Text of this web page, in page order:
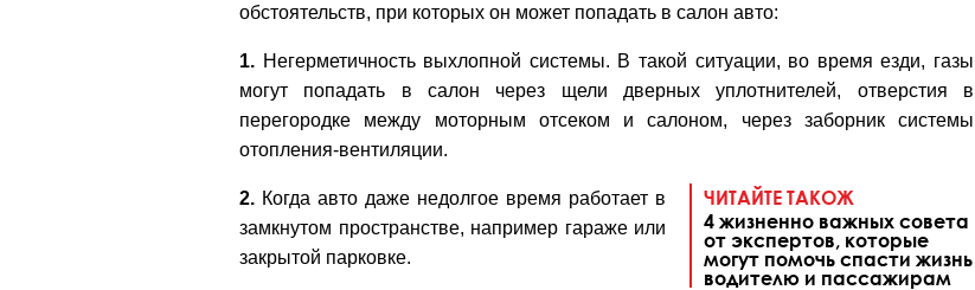
обстоятельств, при которых он может попадать в салон авто:
1. Негерметичность выхлопной системы. В такой ситуации, во время езди, газы
могут попадать в салон через щели дверных уплотнителей, отверстия в
перегородке между моторным отсеком и салоном, через заборник системы
отопления-вентиляции.
ЧИТАЙТЕ ТАКОЖ
4 жизненно важных совета
от экспертов, которые
могут помочь спасти жизнь
водителю и пассажирам
2. Когда авто даже недолгое время работает в
замкнутом пространстве, например гараже или
закрытой парковке.